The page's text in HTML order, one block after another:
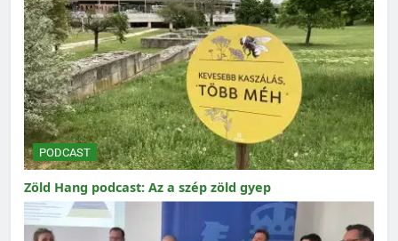
PODCAST
Zöld Hang podcast: Az a szép zöld gyep